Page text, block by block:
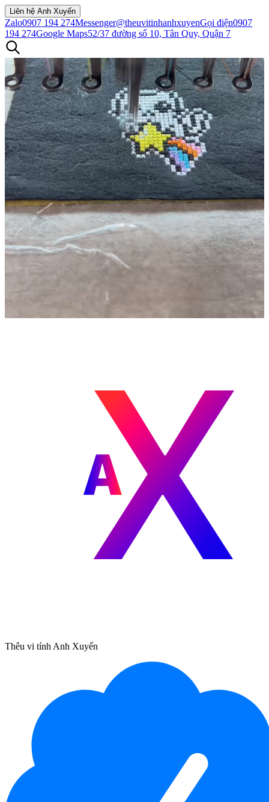
Liên hệ Anh Xuyến
Zalo0907 194 274Messenger@theuvitinhanhxuyenGọi điện0907
194 274Google Maps52/37 đường số 10, Tân Quy, Quận 7
Thêu vi tính Anh Xuyến